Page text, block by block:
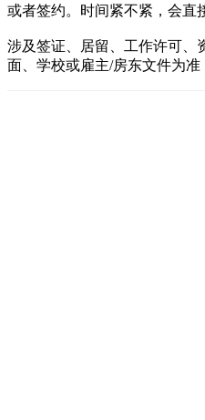
或者签约。时间紧不紧，会直
涉及签证、居留、工作许可、
面、学校或雇主/房东文件为准